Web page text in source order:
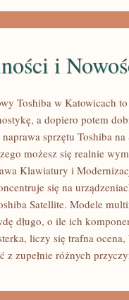
i
Toshiba w Katowicach
a dopiero potem
sprzętu Toshiba
możesz się realnie
Klawiatury i
się na
Satellite. Modele
długo, o ile ich
liczy się trafna
z zupełnie różnych